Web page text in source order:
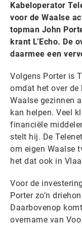
Kabeloperator
voor de Waalse
topman John
krant L’Echo. De
daarmee een
Volgens Porter is
omdat het over de
Waalse gezinnen
kan helpen. Veel
financiële
stelt hij. De
om eigen Waalse
het dat ook in
Voor de
Porter zo’n
Daarbovenop
overname van